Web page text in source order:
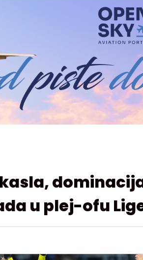
u plej-ofu